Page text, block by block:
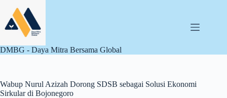
content
DMBG - Daya Mitra Bersama Global
Wabup Nurul Azizah Dorong SDSB sebagai Solusi Ekonomi
Sirkular di Bojonegoro